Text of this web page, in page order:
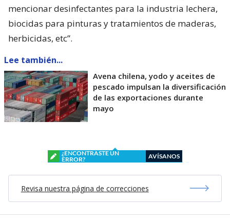
mencionar desinfectantes para la industria lechera,
biocidas para pinturas y tratamientos de maderas,
herbicidas, etc”.
Lee también...
Avena chilena, yodo y aceites de
pescado impulsan la diversificación
de las exportaciones durante
mayo
¿ENCONTRASTE UN
ERROR?
AVÍSANOS
Revisa nuestra página de correcciones